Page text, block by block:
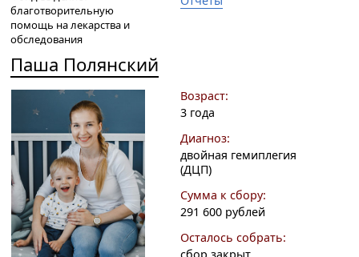
благотворительную
помощь на лекарства и
обследования
Паша Полянский
Возраст:
3 года
Диагноз:
двойная гемиплегия
(ДЦП)
Сумма к сбору:
291 600 рублей
Осталось собрать:
сбор закрыт